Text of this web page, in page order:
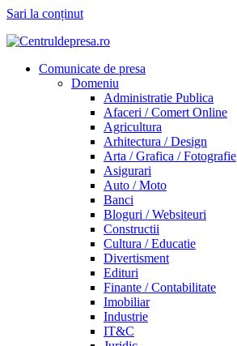
Sari la conținut
Comunicate de presa
Domeniu
Administratie Publica
Afaceri / Comert Online
Agricultura
Arhitectura / Design
Arta / Grafica / Fotografie
Asigurari
Auto / Moto
Banci
Bloguri / Websiteuri
Constructii
Cultura / Educatie
Divertisment
Edituri
Finante / Contabilitate
Imobiliar
Industrie
IT&C